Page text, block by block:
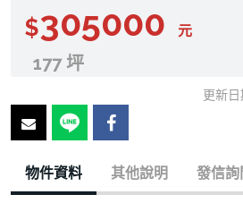
$305000 元
177 坪
更新
物件資料 其他說明 發信詢